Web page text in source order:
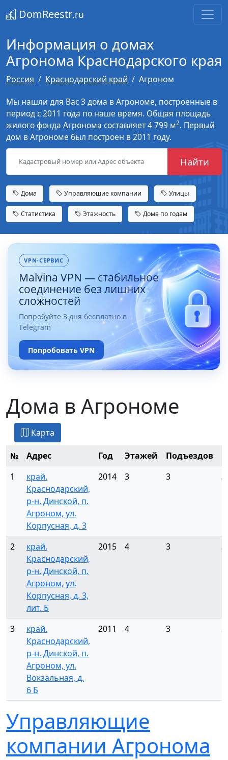
DomReestr.ru
Информация о домах
Агронома Краснодарского края
Россия Краснодарский край
Агроном
Мы нашли для Вас 3 дома в Агрономе, построенные в
период с 2011 года по наше время. Общая площадь
жилого фонда Агронома составляет 4 799 м2. Первый
дом в Агрономе был построен в 2011 году.
Найти
Дома Управляющие компании Улицы
Статистика Этажность Дома по годам
VPN-СЕРВИС
Malvina VPN — стабильное
соединение без лишних
сложностей
Попробуйте 3 дня бесплатно в
Telegram
Попробовать VPN
Дома в Агрономе
Карта
№ Адрес Год Этажей Подъездов
1
край.
Краснодарский,
р-н. Динской, п.
Агроном, ул.
Корпусная, д. 3
2014 3 3
2
край.
Краснодарский,
р-н. Динской, п.
Агроном, ул.
Корпусная, д. 3,
лит. Б
2015 4 3
3
край.
Краснодарский,
р-н. Динской, п.
Агроном, ул.
Вокзальная, д.
6 Б
2011 4 3
Управляющие
компании Агронома